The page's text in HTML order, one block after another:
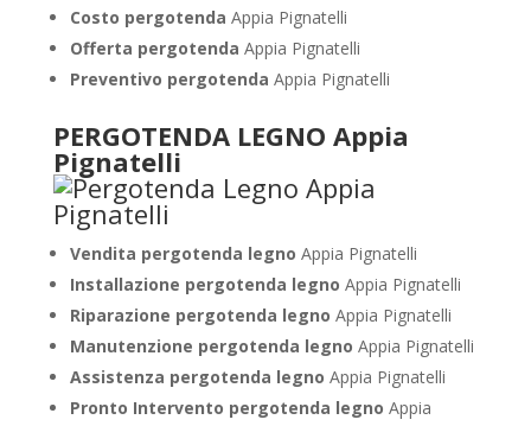
Costo pergotenda Appia Pignatelli
Offerta pergotenda Appia Pignatelli
Preventivo pergotenda Appia Pignatelli
PERGOTENDA LEGNO Appia
Pignatelli
Vendita pergotenda legno Appia Pignatelli
Installazione pergotenda legno Appia Pignatelli
Riparazione pergotenda legno Appia Pignatelli
Manutenzione pergotenda legno Appia Pignatelli
Assistenza pergotenda legno Appia Pignatelli
Pronto Intervento pergotenda legno Appia